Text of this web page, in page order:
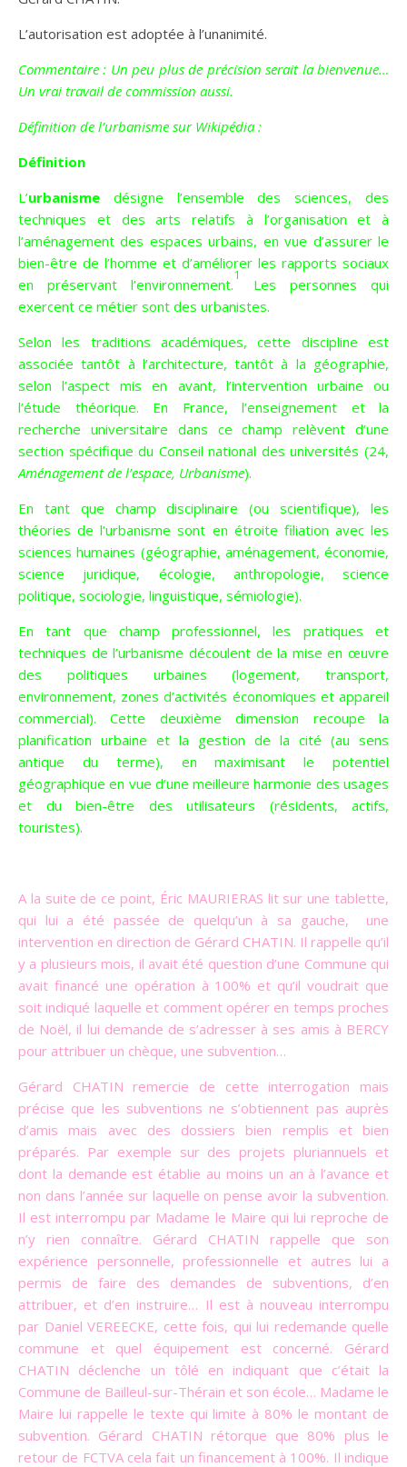
L’autorisation est adoptée à l’unanimité.
Commentaire : Un peu plus de précision serait la bienvenue…
Un vrai travail de commission aussi.
Définition de l’urbanisme sur Wikipédia :
Définition
L’urbanisme désigne l’ensemble dessciences, des
techniques et desarts relatifs à l’organisation et à
l’aménagement des espaces urbains, en vue d’assurer le
bien-être de l’homme et d’améliorer les rapports sociaux
en préservant l’environnement.
1
Les personnes qui
exercent ce métier sont des urbanistes.
Selon les traditions académiques, cette discipline est
associée tantôt à l’architecture, tantôt à la géographie,
selon l’aspect mis en avant, l’intervention urbaine ou
l’étude théorique. En France, l’enseignement et la
recherche universitaire dans ce champ relèvent d’une
section spécifique du Conseil national des universités (24,
Aménagement de l’espace, Urbanisme).
En tant que champ disciplinaire (ou scientifique), les
théories de l’urbanisme sont en étroite filiation avec les
sciences humaines (géographie, aménagement, économie,
science juridique, écologie, anthropologie, science
politique, sociologie, linguistique, sémiologie).
En tant que champ professionnel, les pratiques et
techniques de l’urbanisme découlent de la mise en œuvre
des politiques urbaines (logement, transport,
environnement, zones d’activités économiques et appareil
commercial). Cette deuxième dimension recoupe la
planification urbaine et la gestion de la cité (au sens
antique du terme), en maximisant le potentiel
géographique en vue d’une meilleure harmonie des usages
et du bien-être des utilisateurs (résidents, actifs,
touristes).
A la suite de ce point, Éric MAURIERAS lit sur une tablette,
qui lui a été passée de quelqu’un à sa gauche, une
intervention en direction de Gérard CHATIN. Il rappelle qu’il
y a plusieurs mois, il avait été question d’une Commune qui
avait financé une opération à 100% et qu’il voudrait que
soit indiqué laquelle et comment opérer en temps proches
de Noël, il lui demande de s’adresser à ses amis à BERCY
pour attribuer un chèque, une subvention…
Gérard CHATIN remercie de cette interrogation mais
précise que les subventions ne s’obtiennent pas auprès
d’amis mais avec des dossiers bien remplis et bien
préparés. Par exemple sur des projets pluriannuels et
dont la demande est établie au moins un an à l’avance et
non dans l’année sur laquelle on pense avoir la subvention.
Il est interrompu par Madame le Maire qui lui reproche de
n’y rien connaître. Gérard CHATIN rappelle que son
expérience personnelle, professionnelle et autres lui a
permis de faire des demandes de subventions, d’en
attribuer, et d’en instruire… Il est à nouveau interrompu
par Daniel VEREECKE, cette fois, qui lui redemande quelle
commune et quel équipement est concerné. Gérard
CHATIN déclenche un tôlé en indiquant que c’était la
Commune de Bailleul-sur-Thérain et son école… Madame le
Maire lui rappelle le texte qui limite à 80% le montant de
subvention. Gérard CHATIN rétorque que 80% plus le
retour de FCTVA cela fait un financement à 100%. Il indique